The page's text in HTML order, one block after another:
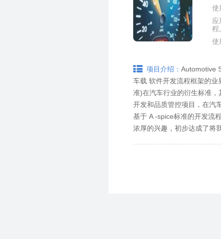
使
应
程
使
项目介绍： Automotive
车载 软件开发流程框架的
准)在汽车行业的衍生标准
开发和品质管控项目，在汽
基于 A -spice标准的开发流
浓厚的兴趣，初步达成了将